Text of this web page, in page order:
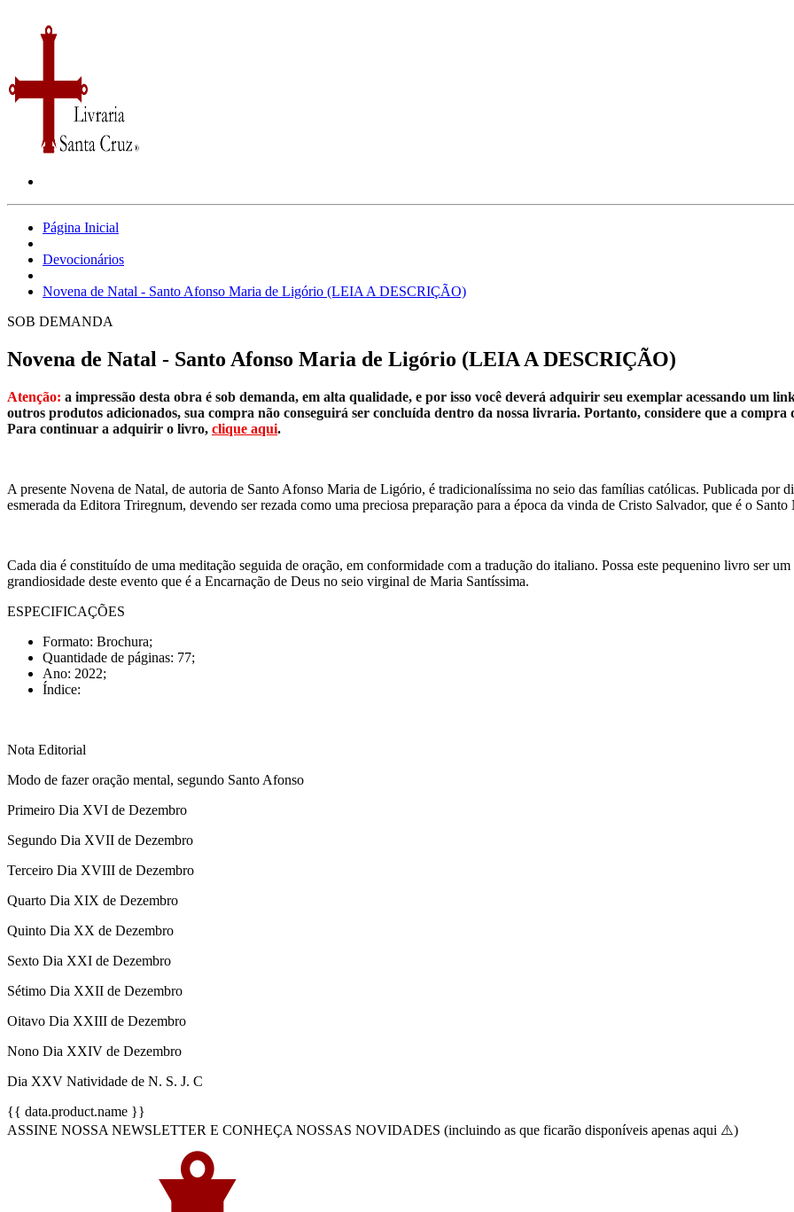
Página Inicial
Devocionários
Novena de Natal - Santo Afonso Maria de Ligório (LEIA A DESCRIÇÃO)
SOB DEMANDA
Novena de Natal - Santo Afonso Maria de Ligório (LEIA A DESCRIÇÃO)
Atenção: a impressão desta obra é sob demanda, em alta qualidade, e por isso você deverá adquirir seu exemplar acessando um
outros produtos adicionados, sua compra não conseguirá ser concluída dentro da nossa livraria. Portanto, considere que a compra
Para continuar a adquirir o livro, clique aqui.
A presente Novena de Natal, de autoria de Santo Afonso Maria de Ligório, é tradicionalíssima no seio das famílias católicas. Publicada por
esmerada da Editora Triregnum, devendo ser rezada como uma preciosa preparação para a época da vinda de Cristo Salvador, que é o Santo
Cada dia é constituído de uma meditação seguida de oração, em conformidade com a tradução do italiano. Possa este pequenino livro ser
grandiosidade deste evento que é a Encarnação de Deus no seio virginal de Maria Santíssima.
ESPECIFICAÇÕES
Formato: Brochura;
Quantidade de páginas: 77;
Ano: 2022;
Índice:
Nota Editorial
Modo de fazer oração mental, segundo Santo Afonso
Primeiro Dia XVI de Dezembro
Segundo Dia XVII de Dezembro
Terceiro Dia XVIII de Dezembro
Quarto Dia XIX de Dezembro
Quinto Dia XX de Dezembro
Sexto Dia XXI de Dezembro
Sétimo Dia XXII de Dezembro
Oitavo Dia XXIII de Dezembro
Nono Dia XXIV de Dezembro
Dia XXV Natividade de N. S. J. C
{{ data.product.name }}
ASSINE NOSSA NEWSLETTER E CONHEÇA NOSSAS NOVIDADES (incluindo as que ficarão disponíveis apenas aqui ⚠️)